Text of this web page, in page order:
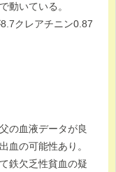
動いている。
クレアチニン0.87
の血液データが良
血の可能性あり。
鉄欠乏性貧血の疑